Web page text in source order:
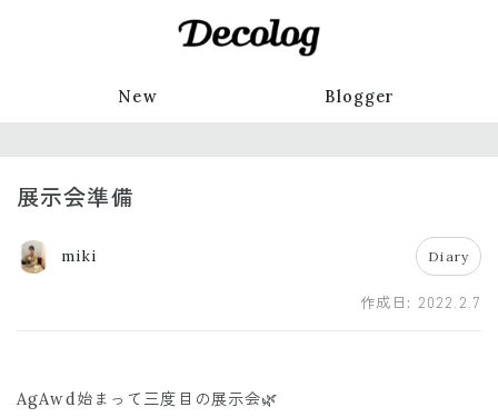
New Blogger
展示会準備
miki Diary
作成日: 2022.2.7
AgAwd始まって三度目の展示会🌿